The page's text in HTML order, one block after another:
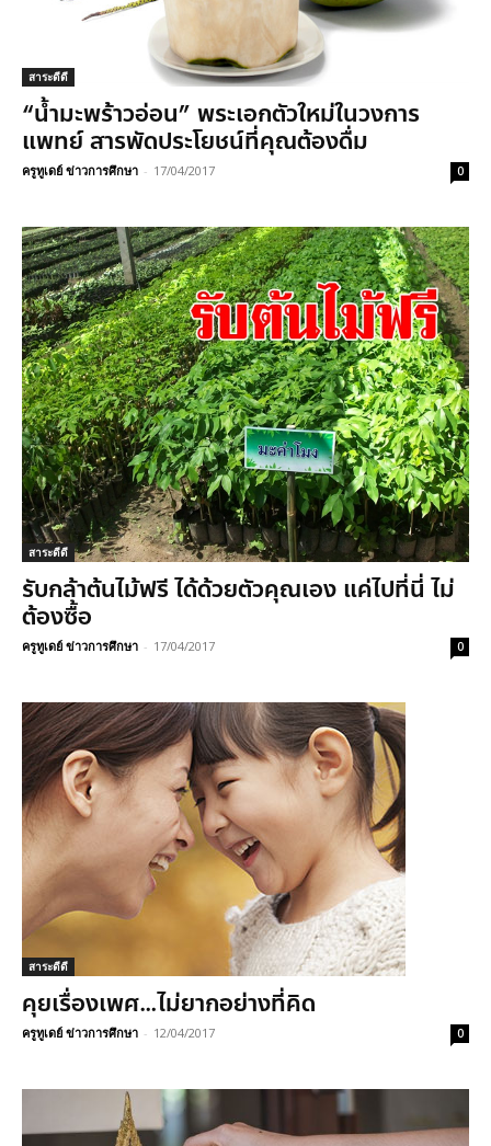
สาระดีดี
“น้ำมะพร้าวอ่อน” พระเอกตัวใหม่ในวงการ
แพทย์ สารพัดประโยชน์ที่คุณต้องดื่ม
ครูทูเดย์ ข่าวการศึกษา - 17/04/2017 0
สาระดีดี
รับกล้าต้นไม้ฟรี ได้ด้วยตัวคุณเอง แค่ไปที่นี่ ไม่
ต้องซื้อ
ครูทูเดย์ ข่าวการศึกษา - 17/04/2017 0
สาระดีดี
คุยเรื่องเพศ…ไม่ยากอย่างที่คิด
ครูทูเดย์ ข่าวการศึกษา - 12/04/2017 0